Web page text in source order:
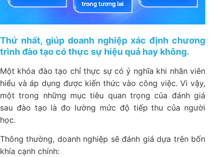
Thứ nhất, giúp doanh nghiệp xác định chương
trình đào tạo có thực sự hiệu quả hay không.
Một khóa đào tạo chỉ thực sự có ý nghĩa khi nhân viên
hiểu và áp dụng được kiến thức vào công việc. Vì vậy,
một trong những mục tiêu quan trọng của đánh giá
sau đào tạo là đo lường mức độ tiếp thu của người
học.
Thông thường, doanh nghiệp sẽ đánh giá dựa trên bốn
khía cạnh chính: